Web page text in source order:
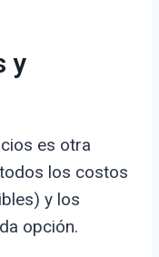
y
es otra
los costos
y los
opción.